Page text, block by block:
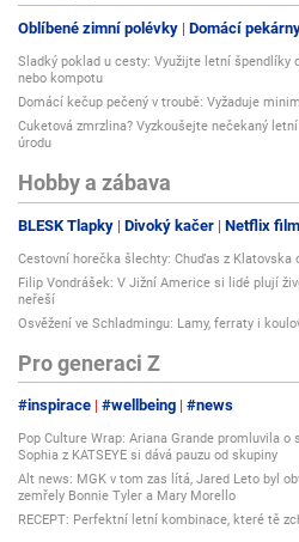
Oblíbené zimní polévky Domácí
Sladký poklad u cesty: Využijte letní špendlíky
nebo kompotu
Domácí kečup pečený v troubě: Vyžaduje
Cuketová zmrzlina? Vyzkoušejte nečekaný
úrodu
Hobby a zábava
BLESK Tlapky Divoký kačer Netflix
Cestovní horečka šlechty: Chuďas z
Filip Vondrášek: V Jižní Americe si lidé plují
neřeší
Osvěžení ve Schladmingu: Lamy, ferraty i
Pro generaci Z
#inspirace #wellbeing #news
Pop Culture Wrap: Ariana Grande promluvila o
Sophia z KATSEYE si dává pauzu od skupiny
Alt news: MGK v tom zas lítá, Jared Leto byl
zemřely Bonnie Tyler a Mary Morello
RECEPT: Perfektní letní kombinace, které tě